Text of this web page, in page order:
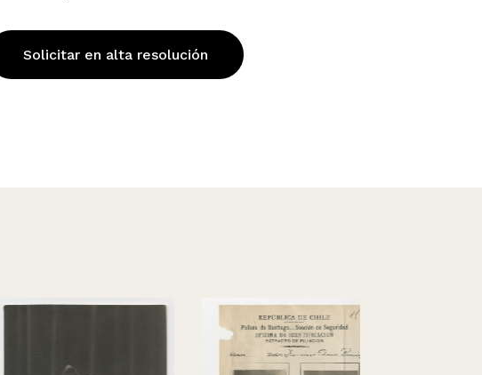
Solicitar en alta resolución